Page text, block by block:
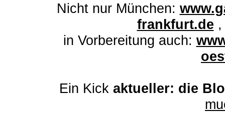
Nicht nur München:
frankfurt.de
in Vorbereitung auch:
Ein Kick aktueller: die